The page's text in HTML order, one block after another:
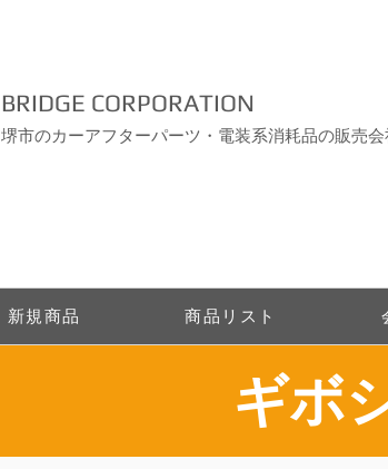
BRIDGE CORPORATION
堺市のカーアフターパーツ・電装系消耗品の販売会
新規商品 商品リスト
ギボ